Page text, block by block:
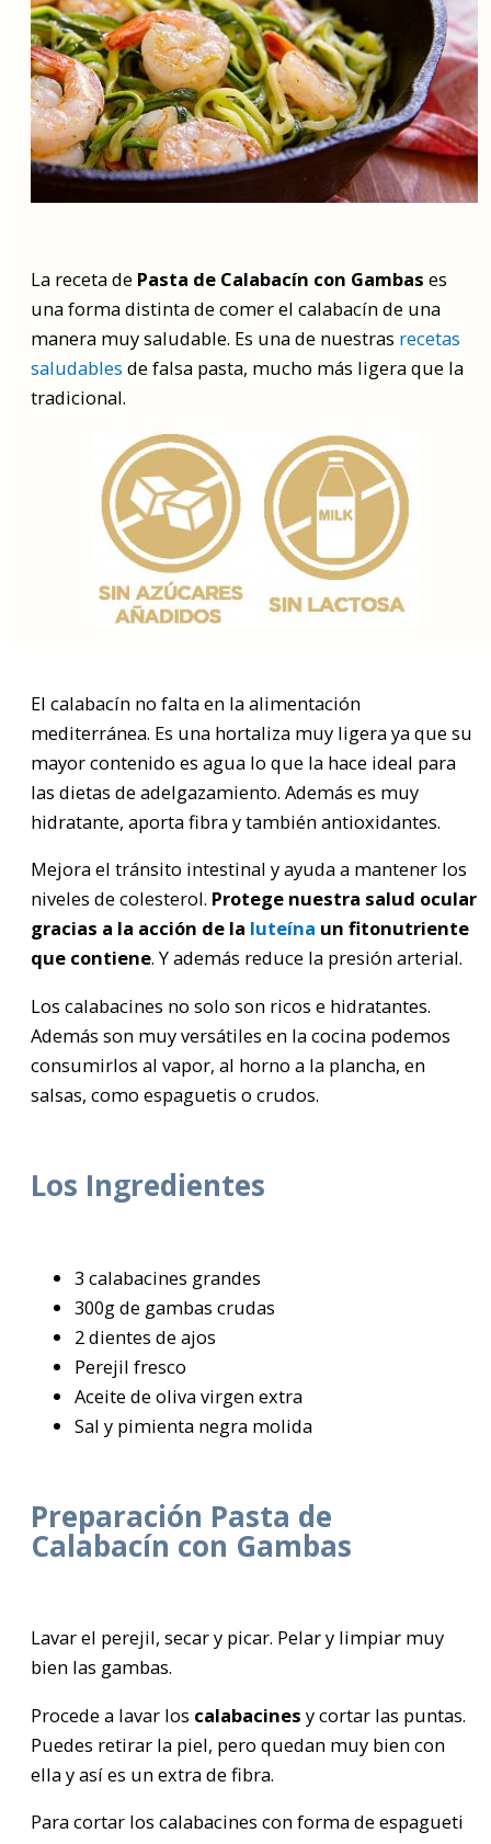
La receta de Pasta de Calabacín con Gambas es
una forma distinta de comer el calabacín de una
manera muy saludable. Es una de nuestras recetas
saludables de falsa pasta, mucho más ligera que la
tradicional.
El calabacín no falta en la alimentación
mediterránea. Es una hortaliza muy ligera ya que su
mayor contenido es agua lo que la hace ideal para
las dietas de adelgazamiento. Además es muy
hidratante, aporta fibra y también antioxidantes.
Mejora el tránsito intestinal y ayuda a mantener los
niveles de colesterol. Protege nuestra salud ocular
gracias a la acción de la luteína un fitonutriente
que contiene. Y además reduce la presión arterial.
Los calabacines no solo son ricos e hidratantes.
Además son muy versátiles en la cocina podemos
consumirlos al vapor, al horno a la plancha, en
salsas, como espaguetis o crudos.
Los Ingredientes
3 calabacines grandes
300g de gambas crudas
2 dientes de ajos
Perejil fresco
Aceite de oliva virgen extra
Sal y pimienta negra molida
Preparación Pasta de
Calabacín con Gambas
Lavar el perejil, secar y picar. Pelar y limpiar muy
bien las gambas.
Procede a lavar los calabacines y cortar las puntas.
Puedes retirar la piel, pero quedan muy bien con
ella y así es un extra de fibra.
Para cortar los calabacines con forma de espagueti
por: